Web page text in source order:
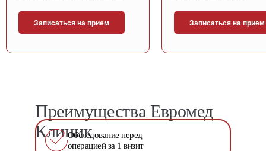
Записаться на прием Записаться на прием
Преимущества Евромед
КлиникОбследование перед
операцией за 1 визит